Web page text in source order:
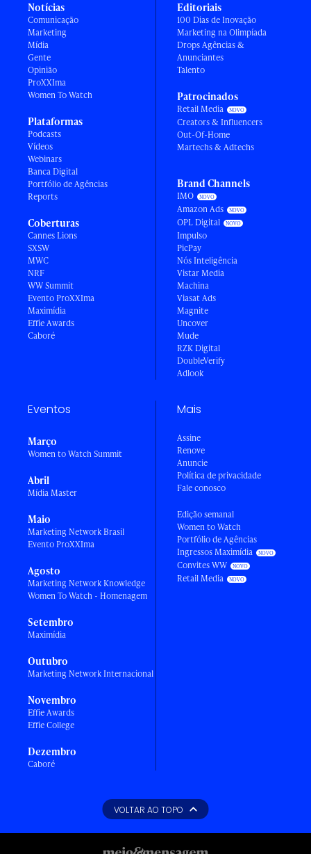
Notícias
Comunicação
Marketing
Mídia
Gente
Opinião
ProXXIma
Women To Watch
Plataformas
Podcasts
Vídeos
Webinars
Banca Digital
Portfólio de Agências
Reports
Coberturas
Cannes Lions
SXSW
MWC
NRF
WW Summit
Evento ProXXIma
Maximídia
Effie Awards
Caboré
Editoriais
100 Dias de Inovação
Marketing na Olimpíada
Drops Agências &
Anunciantes
Talento
Patrocinados
Retail Media
Creators & Influencers
Out-Of-Home
Martechs & Adtechs
Brand Channels
IMO
Amazon Ads
OPL Digital
Impulso
PicPay
Nós Inteligência
Vistar Media
Machina
Viasat Ads
Magnite
Uncover
Mude
RZK Digital
DoubleVerify
Adlook
Eventos
Março
Women to Watch Summit
Abril
Mídia Master
Maio
Marketing Network Brasil
Evento ProXXIma
Agosto
Marketing Network Knowledge
Women To Watch - Homenagem
Setembro
Maximídia
Outubro
Marketing Network Internacional
Novembro
Effie Awards
Effie College
Dezembro
Caboré
Mais
Assine
Renove
Anuncie
Política de privacidade
Fale conosco
Edição semanal
Women to Watch
Portfólio de Agências
Ingressos Maximídia
Convites WW
Retail Media
VOLTAR AO TOPO